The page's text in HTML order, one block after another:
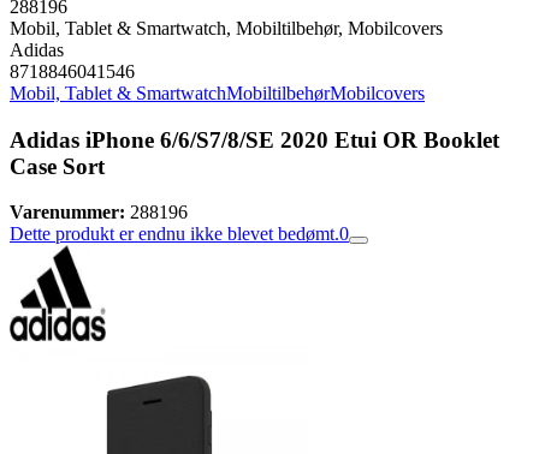
288196
Mobil, Tablet & Smartwatch, Mobiltilbehør, Mobilcovers
Adidas
8718846041546
Mobil, Tablet & SmartwatchMobiltilbehørMobilcovers
Adidas iPhone 6/6/S7/8/SE 2020 Etui OR Booklet
Case Sort
Varenummer: 288196
Dette produkt er endnu ikke blevet bedømt.0